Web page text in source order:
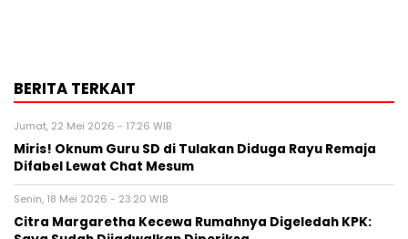
BERITA TERKAIT
Jumat, 22 Mei 2026 - 17:26 WIB
Miris! Oknum Guru SD di Tulakan Diduga Rayu Remaja
Difabel Lewat Chat Mesum
Senin, 18 Mei 2026 - 23:20 WIB
Citra Margaretha Kecewa Rumahnya Digeledah KPK: